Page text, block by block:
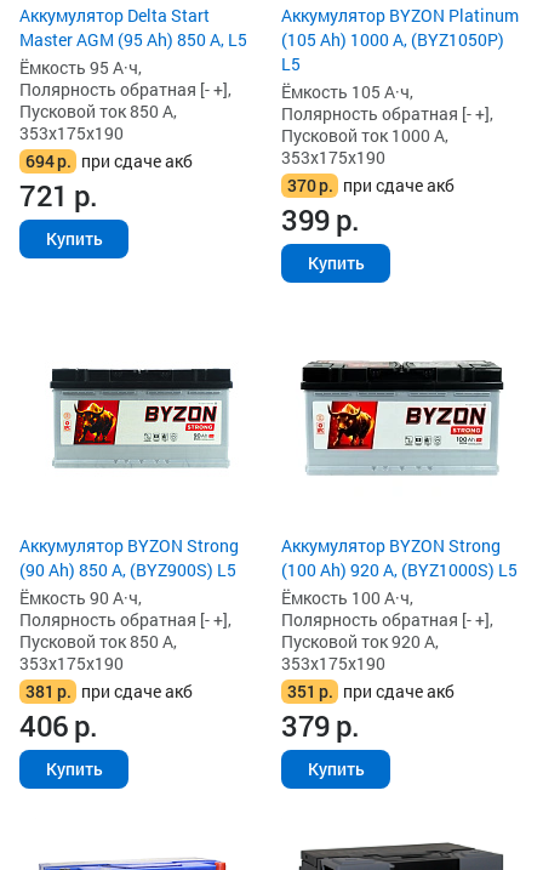
Аккумулятор Delta Start
Master AGM (95 Ah) 850 А, L5
Ёмкость 95 А·ч,
Полярность обратная [- +],
Пусковой ток 850 А,
353x175x190
694р. при сдаче акб
721 р.
Купить
Аккумулятор BYZON Platinum
(105 Ah) 1000 А, (BYZ1050P)
L5
Ёмкость 105 А·ч,
Полярность обратная [- +],
Пусковой ток 1000 А,
353x175x190
370р. при сдаче акб
399р.
Купить
Аккумулятор BYZON Strong
(90 Ah) 850 А, (BYZ900S) L5
Ёмкость 90 А·ч,
Полярность обратная [- +],
Пусковой ток 850 А,
353x175x190
381 р. при сдаче акб
406р.
Купить
Аккумулятор BYZON Strong
(100 Ah) 920 А, (BYZ1000S) L5
Ёмкость 100 А·ч,
Полярность обратная [- +],
Пусковой ток 920 А,
353x175x190
351 р. при сдаче акб
379р.
Купить